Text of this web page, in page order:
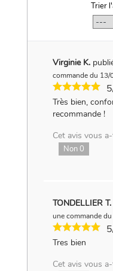
Trier
Virginie K.
commande du 13/
Très bien,
recommande !
Cet avis vous
Non0
TONDELLIER T.
une commande
Tres bien
Cet avis vous